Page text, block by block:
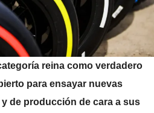
reina como verdadero
para ensayar nuevas
de producción de cara a sus